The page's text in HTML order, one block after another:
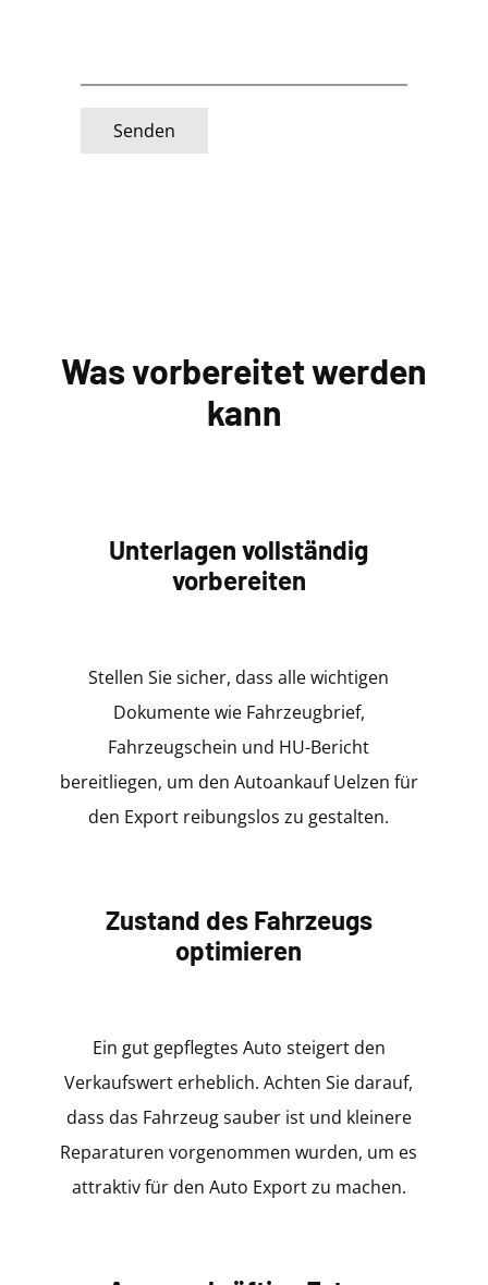
Was vorbereitet werden
kann
Unterlagen vollständig
vorbereiten
Stellen Sie sicher, dass alle wichtigen
Dokumente wie Fahrzeugbrief,
Fahrzeugschein und HU-Bericht
bereitliegen, um den Autoankauf Uelzen für
den Export reibungslos zu gestalten.
Zustand des Fahrzeugs
optimieren
Ein gut gepflegtes Auto steigert den
Verkaufswert erheblich. Achten Sie darauf,
dass das Fahrzeug sauber ist und kleinere
Reparaturen vorgenommen wurden, um es
attraktiv für den Auto Export zu machen.